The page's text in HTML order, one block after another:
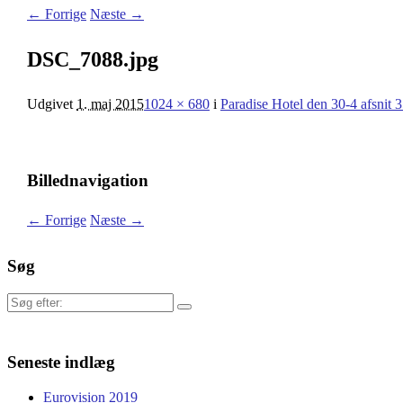
← Forrige Næste →
DSC_7088.jpg
Udgivet 1. maj 20151024 × 680 i Paradise Hotel den 30-4 afsnit
Billednavigation
← Forrige Næste →
Søg
Søg
Seneste indlæg
Eurovision 2019